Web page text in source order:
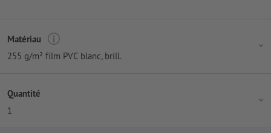
Matériau
255 g/m² film PVC blanc, brill.
Quantité
1